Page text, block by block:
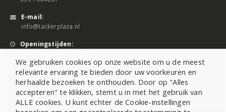
E-mail:
info@tackerplaza.nl
Openingstijden:
©2026 All Rights Reserved |Sitemap|Cookiebeleid|Privacy Statement
We gebruiken cookies op onze website om u de meest
relevante ervaring te bieden door uw voorkeuren en
herhaalde bezoeken te onthouden. Door op "Alles
accepteren" te klikken, stemt u in met het gebruik van
ALLE cookies. U kunt echter de Cookie-instellingen